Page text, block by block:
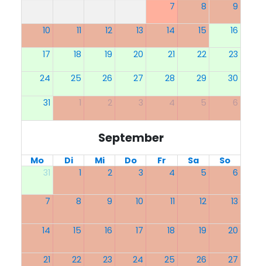
7 8 9
10 11 12 13 14 15 16
17 18 19 20 21 22 23
24 25 26 27 28 29 30
31 1 2 3 4 5 6
September
Mo Di Mi Do Fr Sa
So
31
1 2 3 4 5 6
7 8 9 10 11 12 13
14 15 16 17 18 19 20
21 22 23 24 25 26 27